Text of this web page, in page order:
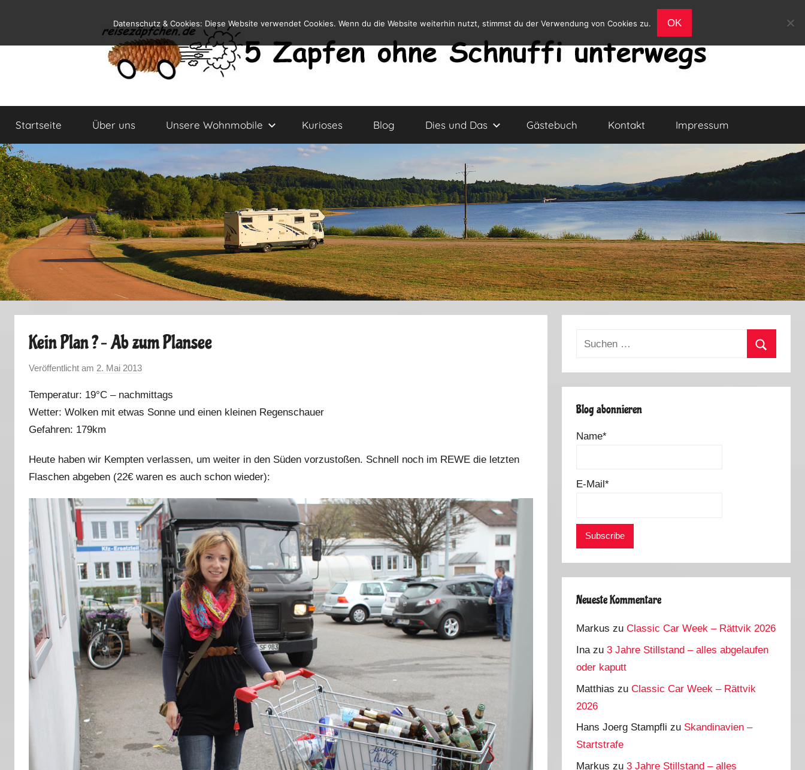
springen
Reiseblog
und
Leben
Startseite Über uns Unsere Wohnmobile Kurioses Blog Dies und Das Gästebuch Kontakt Impressum
Kein Plan ? – Ab zum Plansee
Veröffentlicht am 2. Mai 2013
n
M
k
u
Temperatur: 19°C – nachmittags
Wetter: Wolken mit etwas Sonne und einen kleinen Regenschauer
Gefahren: 179km
Heute haben wir Kempten verlassen, um weiter in den Süden vorzustoßen. Schnell noch im REWE die letzten
Flaschen abgeben (22€ waren es auch schon wieder):
Suchen
Blog abonnieren
Name*
E-Mail*
Neueste Kommentare
Markus zuClassic Car Week – Rättvik 2026
Inazu3 Jahre Stillstand – alles abgelaufen
oder kaputt
Matthias zuClassic Car Week – Rättvik
2026
Hans Joerg Stampfli zu Skandinavien –
Startstrafe
Markus zu3 Jahre Stillstand – alles
Datenschutz & Cookies: Diese Website verwendet Cookies. Wenn du die Website weiterhin nutzt, stimmst du der Verwendung von Cookies zu. OK